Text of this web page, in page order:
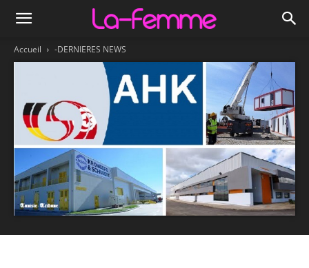
Accueil -DERNIERES NEWS